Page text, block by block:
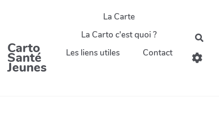
Carto
Santé
Jeunes
La Carte
La Carto c'est quoi ?
Les liens utiles
Contact